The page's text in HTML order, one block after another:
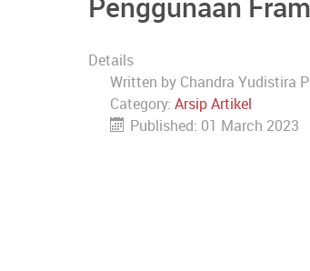
Details
Written by Chandra Yudistira
Category: Arsip Artikel
Published: 01 March 2023